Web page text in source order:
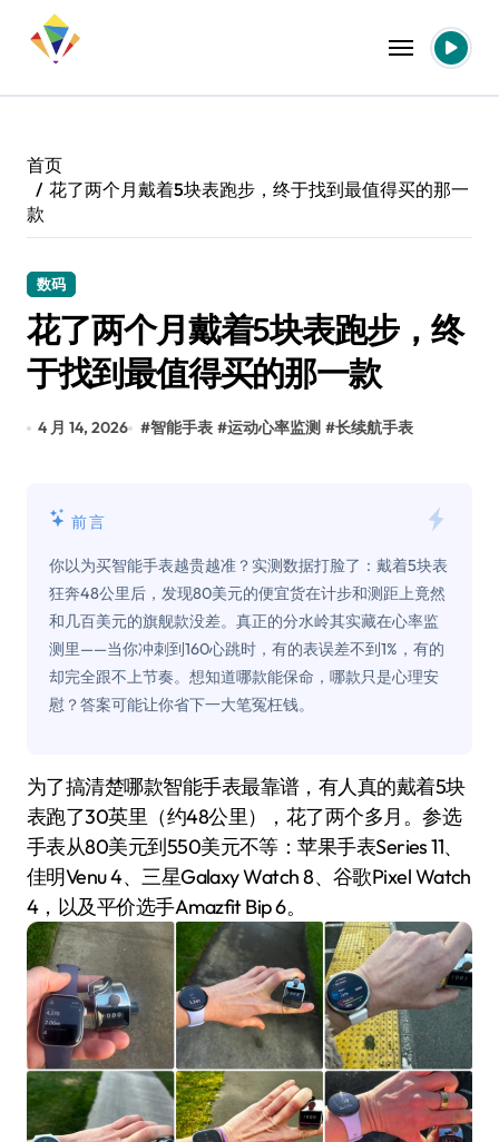
首页
花了两个月戴着5块表跑步，终于找到最值得买的那一
款
数码
花了两个月戴着5块表跑步，终
于找到最值得买的那一款
4 月 14, 2026 #智能手表 #运动心率监测 #长续航手表
前言
你以为买智能手表越贵越准？实测数据打脸了：戴着5块表
狂奔48公里后，发现80美元的便宜货在计步和测距上竟然
和几百美元的旗舰款没差。真正的分水岭其实藏在心率监
测里——当你冲刺到160心跳时，有的表误差不到1%，有的
却完全跟不上节奏。想知道哪款能保命，哪款只是心理安
慰？答案可能让你省下一大笔冤枉钱。
为了搞清楚哪款智能手表最靠谱，有人真的戴着5块
表跑了30英里（约48公里），花了两个多月。参选
手表从80美元到550美元不等：苹果手表Series 11、
佳明Venu 4、三星Galaxy Watch 8、谷歌Pixel Watch
4，以及平价选手Amazfit Bip 6。